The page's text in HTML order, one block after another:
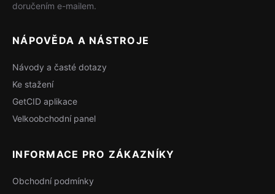
doručením e-mailem.
NÁPOVĚDA A NÁSTROJE
Návody a časté dotazy
Ke stažení
GetCID aplikace
Velkoobchodní panel
INFORMACE PRO ZÁKAZNÍKY
Obchodní podmínky